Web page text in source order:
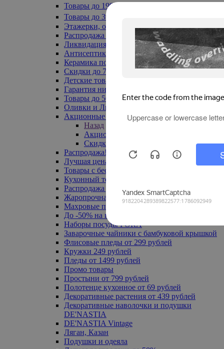
Товары до 199₽
Товары до 399₽
Этажерки, обувницы
Распродажа текстиля до -50%
Ликвидация до -70%
Антисептики
Керамика по 129 руб
Скидки до 70%
Детские товары
Гарантия низкой цены
Товары до 500 руб
Оливки и Лимоны
Акционные товары
Назад
Акционные товары
Скидка 20% по промокоду
Распродажа! Ульяновск до -70%
Лучшая цена
Товары с бесплатной доставкой
Кухонный текстиль
Распродажа до -50%
Жаропрочная посуда
Махровые полотенца
До -50% на ковры
Наборы посуды FORA
Заварочные чайники с бамбуковой крышкой
Флисовые пледы от 299 рублей
Кружки 249 рублей
Пледы от 1499 рублей
Промо товары
Простыни от 799 рублей
Полотенце кухонное от 69 рублей
Декоративные растения от 439 рублей
Декоративные наволочки и подушки
DE'NASTIA
DE'NASTIA Vintage
Ляган, Казан
Подушки и одеяла